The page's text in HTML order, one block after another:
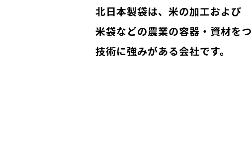
北日本製袋は、米の加工および
米袋などの農業の容器・資材を
技術に強みがある会社です。